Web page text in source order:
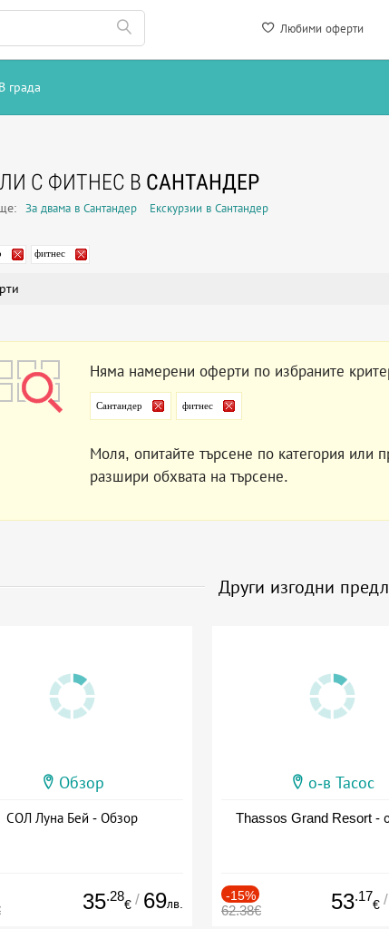
Любими оферти
В града
С ФИТНЕС В САНТАНДЕР
За двама в Сантандер Екскурзии в Сантандер
фитнес
Няма намерени оферти по избраните
Сантандер фитнес
Моля, опитайте търсене по категория или
разшири обхвата на търсене.
Други изгодни
Обзор
СОЛ Луна Бей - Обзор
35.28
€ / 69лв.
о-в Тасос
Thassos Grand Resort -
-15%
62.38€ 53.17
€ /